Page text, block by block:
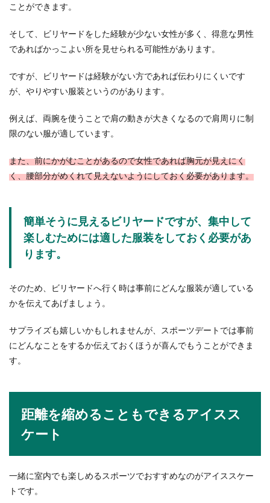
ことができます。
そして、ビリヤードをした経験が少ない女性が多く、得意な男性
であればかっこよい所を見せられる可能性があります。
ですが、ビリヤードは経験がない方であれば伝わりにくいです
が、やりやすい服装というのがあります。
例えば、両腕を使うことで肩の動きが大きくなるので肩周りに制
限のない服が適しています。
また、前にかがむことがあるので女性であれば胸元が見えにく
く、腰部分がめくれて見えないようにしておく必要があります。
簡単そうに見えるビリヤードですが、集中して
楽しむためには適した服装をしておく必要があ
ります。
そのため、ビリヤードへ行く時は事前にどんな服装が適している
かを伝えてあげましょう。
サプライズも嬉しいかもしれませんが、スポーツデートでは事前
にどんなことをするか伝えておくほうが喜んでもうことができま
す。
距離を縮めることもできるアイスス
ケート
一緒に室内でも楽しめるスポーツでおすすめなのがアイススケー
トです。